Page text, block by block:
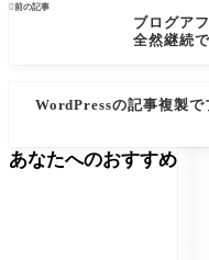
前の記事
ブログア
全然継続
WordPressの記事複製で
あなたへのおすすめ